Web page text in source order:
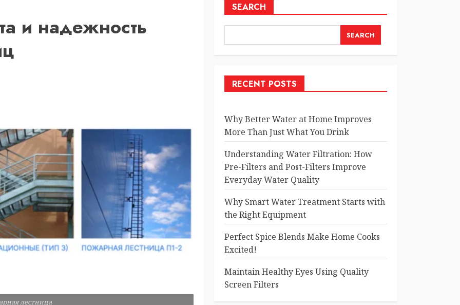
и надежность
лестница
SEARCH
SEARCH
RECENT POSTS
Why Better Water at Home Improves
More Than Just What You Drink
Understanding Water Filtration: How
Pre-Filters and Post-Filters Improve
Everyday Water Quality
Why Smart Water Treatment Starts with
the Right Equipment
Perfect Spice Blends Make Home Cooks
Excited!
Maintain Healthy Eyes Using Quality
Screen Filters